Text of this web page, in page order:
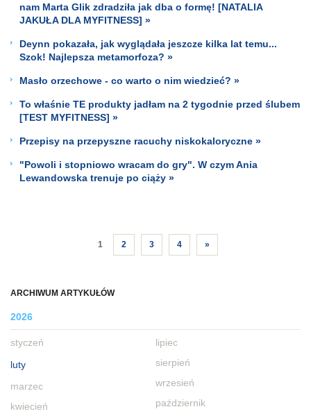
ARCHIWUM ARTYKUŁÓW
2026
styczeń
luty
marzec
kwiecień
lipiec
sierpień
wrzesień
październik
nam Marta Glik zdradziła jak dba o formę! [NATALIA
JAKUŁA DLA MYFITNESS] »
Deynn pokazała, jak wyglądała jeszcze kilka lat temu...
Szok! Najlepsza metamorfoza? »
Masło orzechowe - co warto o nim wiedzieć? »
To właśnie TE produkty jadłam na 2 tygodnie przed ślubem
[TEST MYFITNESS] »
Przepisy na przepyszne racuchy niskokaloryczne »
"Powoli i stopniowo wracam do gry". W czym Ania
Lewandowska trenuje po ciąży »
1 2 3 4 »